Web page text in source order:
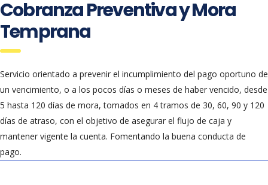
Cobranza Preventiva y Mora
Temprana
Servicio orientado a prevenir el incumplimiento del pago oportuno de
un vencimiento, o a los pocos días o meses de haber vencido, desde
5 hasta 120 días de mora, tomados en 4 tramos de 30, 60, 90 y 120
días de atraso, con el objetivo de asegurar el flujo de caja y
mantener vigente la cuenta. Fomentando la buena conducta de
pago.